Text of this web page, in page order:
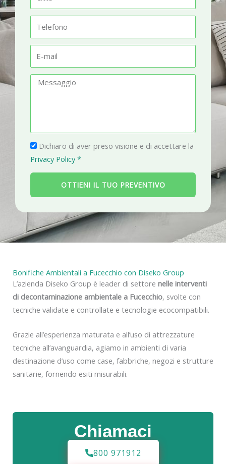
t
à
l
fm
a
g
g
i
P
r
i
a
c
Dichiaro di aver preso visione e di accettare la
Privacy Policy *
OTTIENI IL TUO PREVENTIVO
Chiamaci
800 971912
Bonifiche Ambientali a Fucecchio con Diseko Group
L’azienda Diseko Group è leader di settore nelle interventi
di decontaminazione ambientale a Fucecchio, svolte con
tecniche validate e controllate e tecnologie ecocompatibili.
Grazie all’esperienza maturata e all’uso di attrezzature
tecniche all’avanguardia, agiamo in ambienti di varia
destinazione d’uso come case, fabbriche, negozi e strutture
sanitarie, fornendo esiti misurabili.